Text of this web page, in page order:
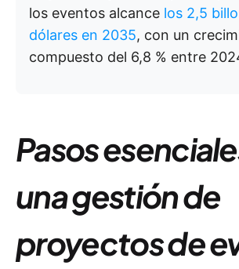
los eventos alcance los 2,5
dólares en 2035, con un
compuesto del 6,8 % entre
Pasos
una gestión de
proyectos de